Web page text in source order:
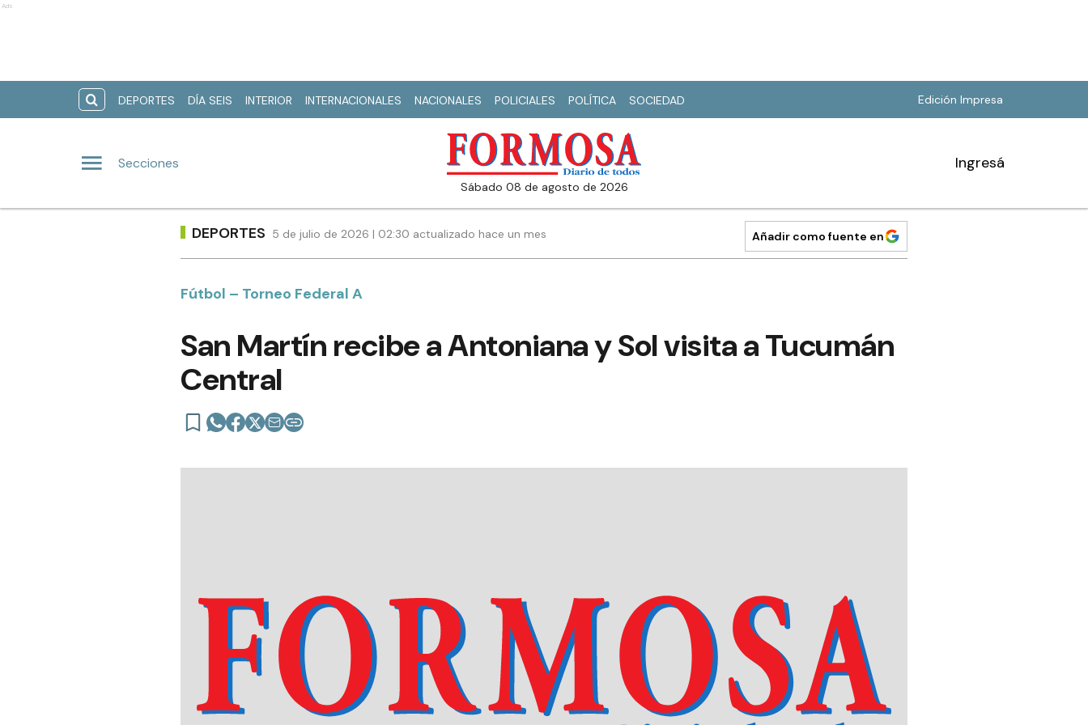
Ads
DEPORTES DÍA SEIS INTERIOR INTERNACIONALES NACIONALES POLICIALES POLÍTICA SOCIEDAD Edición Impresa
Secciones
sábado 08 de agosto de 2026
Ingresá
DEPORTES 5 de julio de 2026 | 02:30 actualizado hace un mes Añadir como fuente en
Fútbol – Torneo Federal A
San Martín recibe a Antoniana y Sol visita a Tucumán
Central